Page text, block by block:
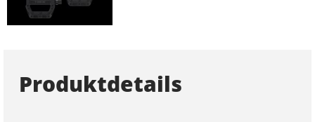
Produktdetails